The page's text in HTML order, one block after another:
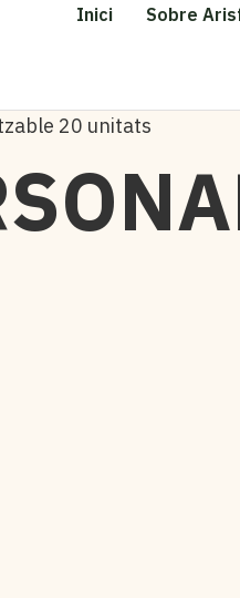
Inici Sobre
20 unitats